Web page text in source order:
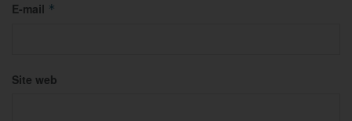
E-mail *
Site web